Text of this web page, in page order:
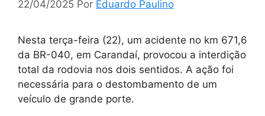
22/04/2025 Por Eduardo Paulino
Nesta terça-feira (22), um acidente no km 671,6
da BR-040, em Carandaí, provocou a interdição
total da rodovia nos dois sentidos. A ação foi
necessária para o destombamento de um
veículo de grande porte.